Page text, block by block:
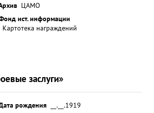
ЦАМО
ист. информации
Картотека награждений
заслуги»
рождения
__.__.1919